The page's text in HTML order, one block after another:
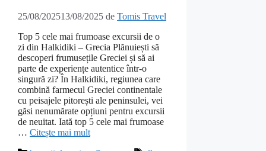
25/08/202513/08/2025 de Tomis Travel
Top 5 cele mai frumoase excursii de o
zi din Halkidiki – Grecia Plănuiești să
descoperi frumusețile Greciei și să ai
parte de experiențe autentice într-o
singură zi? În Halkidiki, regiunea care
combină farmecul Greciei continentale
cu peisajele pitorești ale peninsulei, vei
găsi nenumărate opțiuni pentru excursii
de neuitat. Iată top 5 cele mai frumoase
… Citește mai mult